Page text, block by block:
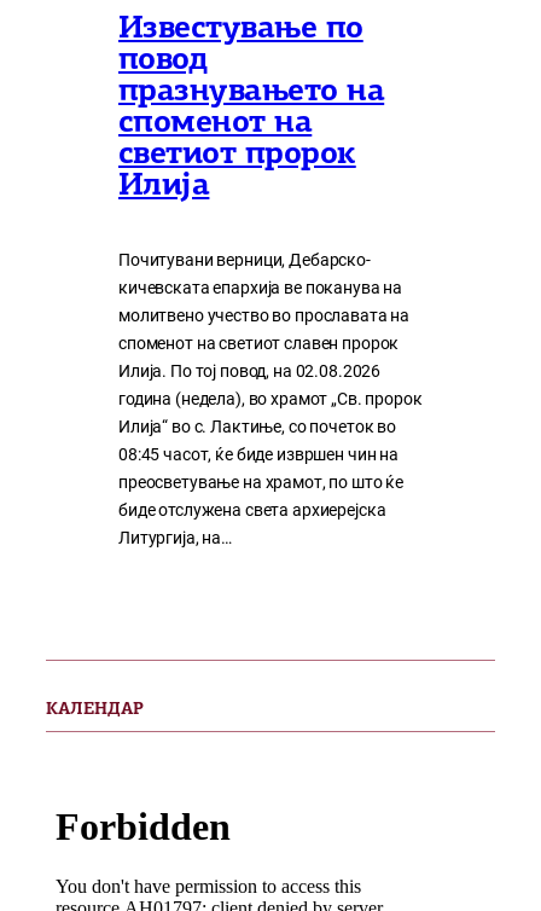
Известување по
повод
празнувањето на
споменот на
светиот пророк
Илија
Почитувани верници, Дебарско-
кичевската епархија ве поканува на
молитвено учество во прославата на
споменот на светиот славен пророк
Илија. По тој повод, на 02.08.2026
година (недела), во храмот „Св. пророк
Илија“ во с. Лактиње, со почеток во
08:45 часот, ќе биде извршен чин на
преосветување на храмот, по што ќе
биде отслужена света архиерејска
Литургија, на…
КАЛЕНДАР